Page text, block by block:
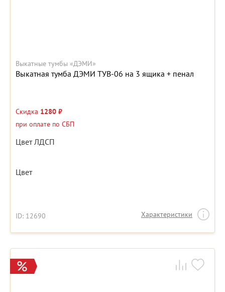
Выкатные тумбы «ДЭМИ»
Выкатная тумба ДЭМИ ТУВ-06 на 3 ящика + пенал
Скидка 1280 ₽
при оплате по СБП
Цвет ЛДСП
Цвет
ID: 12690 Характеристики